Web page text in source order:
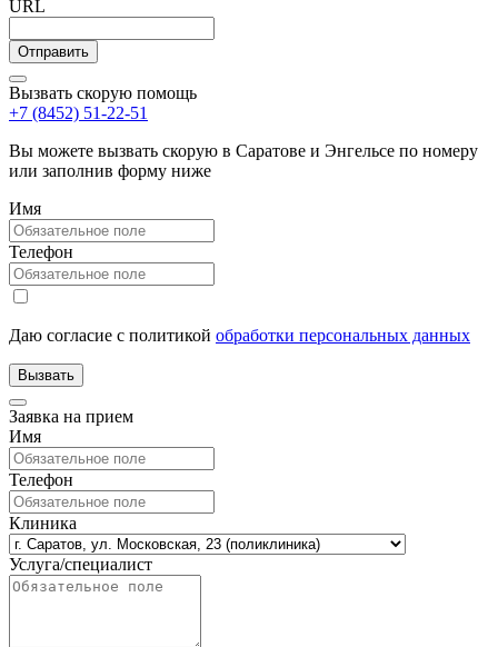
URL
Вызвать скорую помощь
+7 (8452) 51-22-51
Вы можете вызвать скорую в Саратове и Энгельсе по номеру
или заполнив форму ниже
Имя
Телефон
Даю согласие с политикой обработки персональных данных
Заявка на прием
Имя
Телефон
Клиника
Услуга/специалист